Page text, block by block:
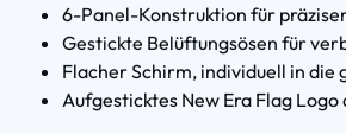
6-Panel-Konstruktion für
Gestickte Belüftungsösen für
Flacher Schirm, individuell in die
Aufgesticktes New Era Flag